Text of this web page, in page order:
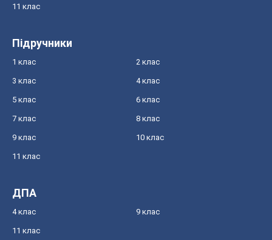
11 клас
Підручники
1 клас 2 клас
3 клас 4 клас
5 клас 6 клас
7 клас 8 клас
9 клас 10 клас
11 клас
ДПА
4 клас 9 клас
11 клас